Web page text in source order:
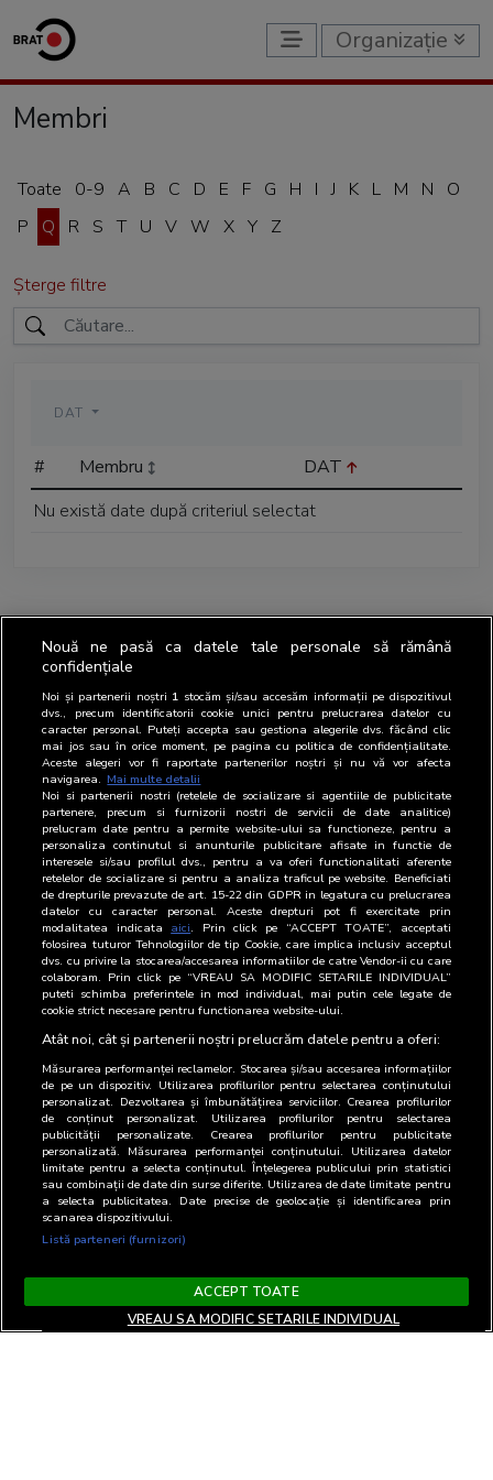
Organizație
Membri
Toate 0-9 A B C D E F G H I J K L M N
O
P
Q R S T U V W X Y Z
Șterge filtre
DAT
# Membru
DAT
Nu există date după criteriul selectat
Nouă ne pasă ca datele tale personale să rămână
confidențiale
Noi și partenerii noștri 1 stocăm și/sau accesăm informații pe dispozitivul
dvs., precum identificatorii cookie unici pentru prelucrarea datelor cu
caracter personal. Puteți accepta sau gestiona alegerile dvs. făcând clic
mai jos sau în orice moment, pe pagina cu politica de confidențialitate.
Aceste alegeri vor fi raportate partenerilor noștri și nu vă vor afecta
navigarea. Mai multe detalii
Noi si partenerii nostri (retelele de socializare si agentiile de publicitate
partenere, precum si furnizorii nostri de servicii de date analitice)
prelucram date pentru a permite website-ului sa functioneze, pentru a
personaliza continutul si anunturile publicitare afisate in functie de
interesele si/sau profilul dvs., pentru a va oferi functionalitati aferente
retelelor de socializare si pentru a analiza traficul pe website. Beneficiati
de drepturile prevazute de art. 15-22 din GDPR in legatura cu prelucrarea
datelor cu caracter personal. Aceste drepturi pot fi exercitate prin
modalitatea indicata aici. Prin click pe “ACCEPT TOATE”, acceptati
folosirea tuturor Tehnologiilor de tip Cookie, care implica inclusiv acceptul
dvs. cu privire la stocarea/accesarea informatiilor de catre Vendor-ii cu care
colaboram. Prin click pe “VREAU SA MODIFIC SETARILE INDIVIDUAL”
puteti schimba preferintele in mod individual, mai putin cele legate de
cookie strict necesare pentru functionarea website-ului.
Atât noi, cât și partenerii noștri prelucrăm datele pentru a oferi:
Măsurarea performanței reclamelor. Stocarea și/sau accesarea informațiilor
de pe un dispozitiv. Utilizarea profilurilor pentru selectarea conținutului
personalizat. Dezvoltarea și îmbunătățirea serviciilor. Crearea profilurilor
de conținut personalizat. Utilizarea profilurilor pentru selectarea
publicității personalizate. Crearea profilurilor pentru publicitate
personalizată. Măsurarea performanței conținutului. Utilizarea datelor
limitate pentru a selecta conținutul. Înțelegerea publicului prin statistici
sau combinații de date din surse diferite. Utilizarea de date limitate pentru
a selecta publicitatea. Date precise de geolocație și identificarea prin
scanarea dispozitivului.
Listă parteneri (furnizori)
ACCEPT TOATE
VREAU SA MODIFIC SETARILE INDIVIDUAL